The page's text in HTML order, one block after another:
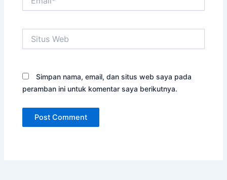
Web
Simpan nama, email, dan situs web saya pada
peramban ini untuk komentar saya berikutnya.